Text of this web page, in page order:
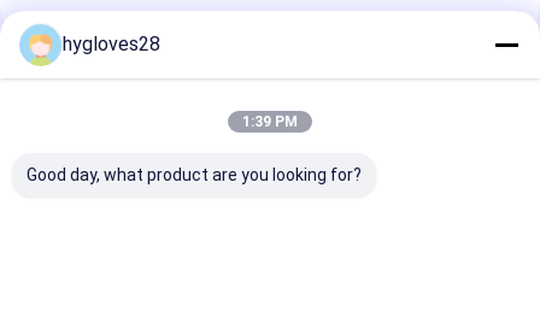
Prodotti Raccomandati
hygloves28
1:39 PM
Good day, what product are you looking for?